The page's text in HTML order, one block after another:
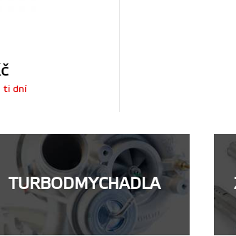
ti dní
TURBODMYCHADLA